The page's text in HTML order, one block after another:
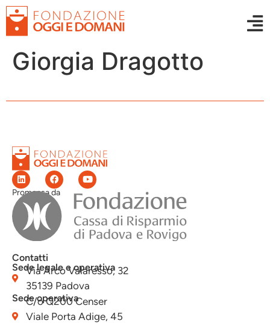
Giorgia Dragotto
Promossa da
Contatti
Sede legale e operativa
Via Arco Valaresso, 32
35139 Padova
Sede operativa
C/o Q200 Censer
Viale Porta Adige, 45